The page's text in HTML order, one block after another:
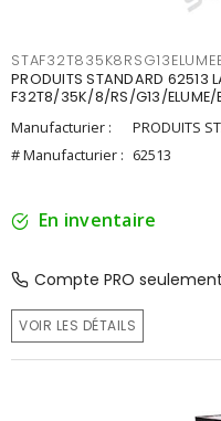
PRODUITS STANDARD 62513
F32T8/35K/8/RS/G13/ELUME/
Manufacturier :
PRODUITS
# Manufacturier : 62513
En inventaire
Compte PRO
VOIR LES DÉTAILS